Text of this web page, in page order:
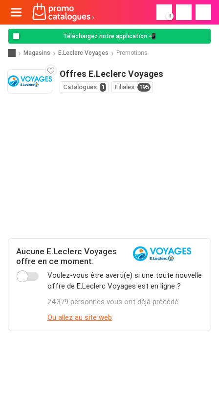
!
Téléchargez notre application 📲
Magasins E.Leclerc Voyages Promotions
Offres E.Leclerc Voyages
Catalogues 1 Filiales 195
Aucune E.Leclerc Voyages
offre en ce moment.
Voulez-vous être averti(e) si une toute nouvelle
offre de E.Leclerc Voyages est en ligne ?
24.379 personnes vous ont déjà précédé
Ou allez au site web